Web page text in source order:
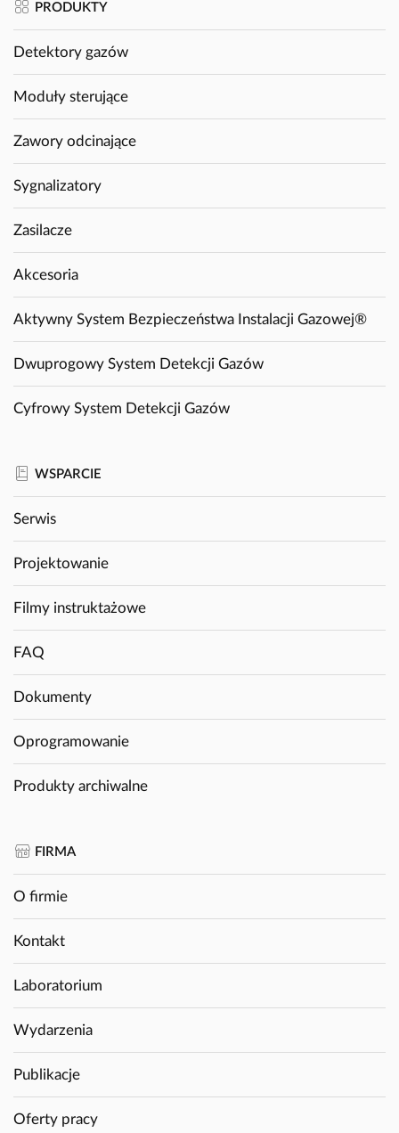
PRODUKTY
Detektory gazów
Moduły sterujące
Zawory odcinające
Sygnalizatory
Zasilacze
Akcesoria
Aktywny System Bezpieczeństwa Instalacji Gazowej®
Dwuprogowy System Detekcji Gazów
Cyfrowy System Detekcji Gazów
WSPARCIE
Serwis
Projektowanie
Filmy instruktażowe
FAQ
Dokumenty
Oprogramowanie
Produkty archiwalne
FIRMA
O firmie
Kontakt
Laboratorium
Wydarzenia
Publikacje
Oferty pracy